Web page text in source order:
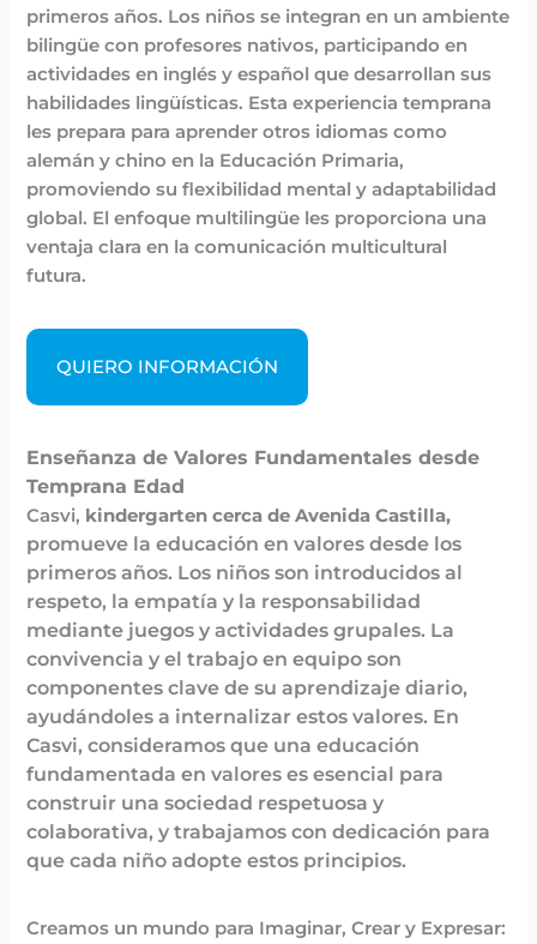
primeros años. Los niños se integran en un ambiente
bilingüe con profesores nativos, participando en
actividades en inglés y español que desarrollan sus
habilidades lingüísticas. Esta experiencia temprana
les prepara para aprender otros idiomas como
alemán y chino en la Educación Primaria,
promoviendo su flexibilidad mental y adaptabilidad
global. El enfoque multilingüe les proporciona una
ventaja clara en la comunicación multicultural
futura.
QUIERO INFORMACIÓN
Enseñanza de Valores Fundamentales desde
Temprana Edad
Casvi, kindergarten cerca de Avenida Castilla,
promueve la educación en valores desde los
primeros años. Los niños son introducidos al
respeto, la empatía y la responsabilidad
mediante juegos y actividades grupales. La
convivencia y el trabajo en equipo son
componentes clave de su aprendizaje diario,
ayudándoles a internalizar estos valores. En
Casvi, consideramos que una educación
fundamentada en valores es esencial para
construir una sociedad respetuosa y
colaborativa, y trabajamos con dedicación para
que cada niño adopte estos principios.
Creamos un mundo para Imaginar, Crear y Expresar: